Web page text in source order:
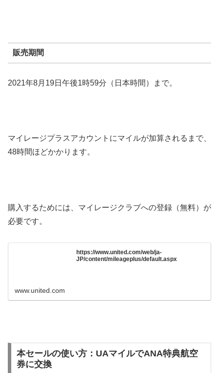
販売期間
2021年8月19日午後1時59分（日本時間）まで。
マイレージプラスアカウントにマイルが加算されるまで、
48時間ほどかかります。
購入するためには、マイレージクラブへの登録（無料）が
必要です。
https://www.united.com/web/ja-
JP/content/mileageplus/default.aspx
www.united.com
本セールの使い方：UAマイルでANA特典航空
券に交換